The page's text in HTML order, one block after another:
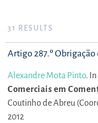
31 RESULTS
Artigo 287.º Obrigação
Alexandre Mota Pinto. In
Comerciais em
Coutinho de Abreu
2012